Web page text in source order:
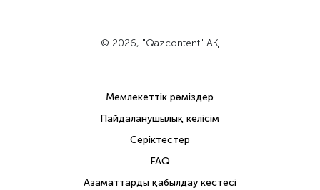
© 2026, "Qazcontent" АҚ
Мемлекеттік рәміздер
Пайдаланушылық келісім
Серіктестер
FAQ
Азаматтарды қабылдау кестесі